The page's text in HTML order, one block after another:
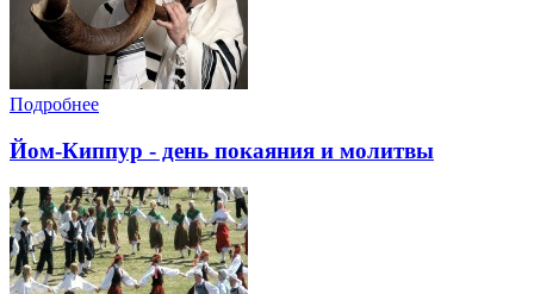
Подробнее
Йом-Киппур - день покаяния и молитвы